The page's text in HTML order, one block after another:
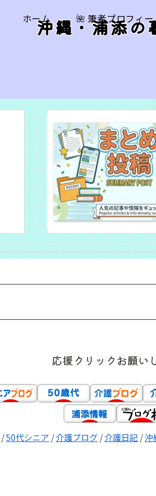
沖縄・浦添の
ホーム 🌺 筆者プロフィ
応援クリックお願い
/50代シニア /介護ブログ /介護日記 /沖